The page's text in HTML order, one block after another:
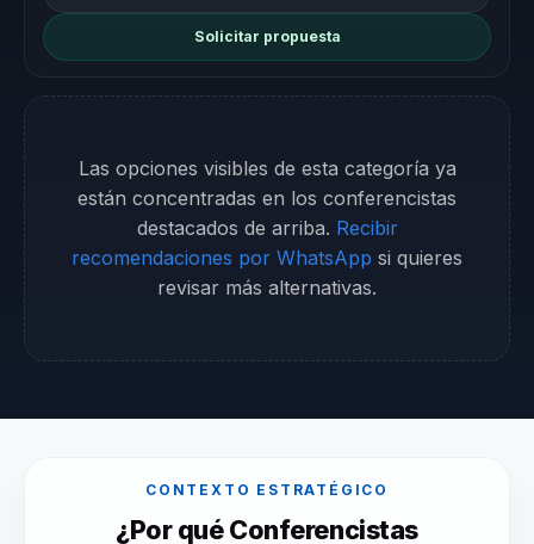
Solicitar propuesta
Las opciones visibles de esta categoría ya
están concentradas en los conferencistas
destacados de arriba. Recibir
recomendaciones por WhatsApp si quieres
revisar más alternativas.
CONTEXTO ESTRATÉGICO
¿Por qué Conferencistas